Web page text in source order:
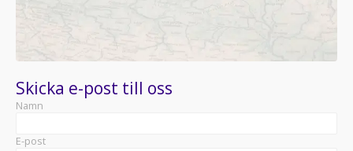
Skicka e-post till oss
Namn
E-post